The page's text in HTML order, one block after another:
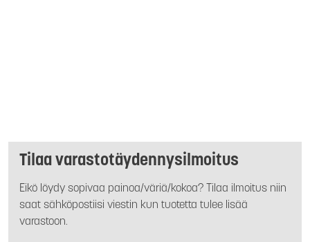
Tilaa varastotäydennysilmoitus
Eikö löydy sopivaa painoa/väriä/kokoa? Tilaa ilmoitus niin
saat sähköpostiisi viestin kun tuotetta tulee lisää
varastoon.